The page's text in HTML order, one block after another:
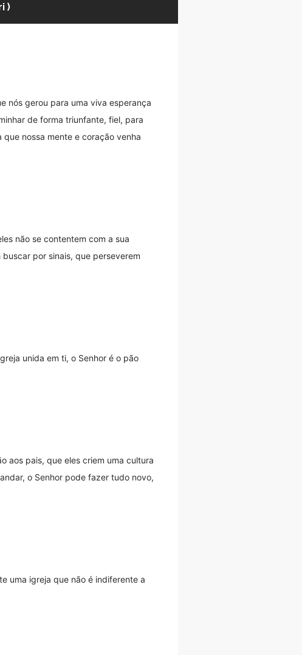
)
nós gerou para uma viva esperança
de forma triunfante, fiel, para
nossa mente e coração venha
não se contentem com a sua
por sinais, que perseverem
unida em ti, o Senhor é o pão
aos pais, que eles criem uma cultura
o Senhor pode fazer tudo novo,
uma igreja que não é indiferente a